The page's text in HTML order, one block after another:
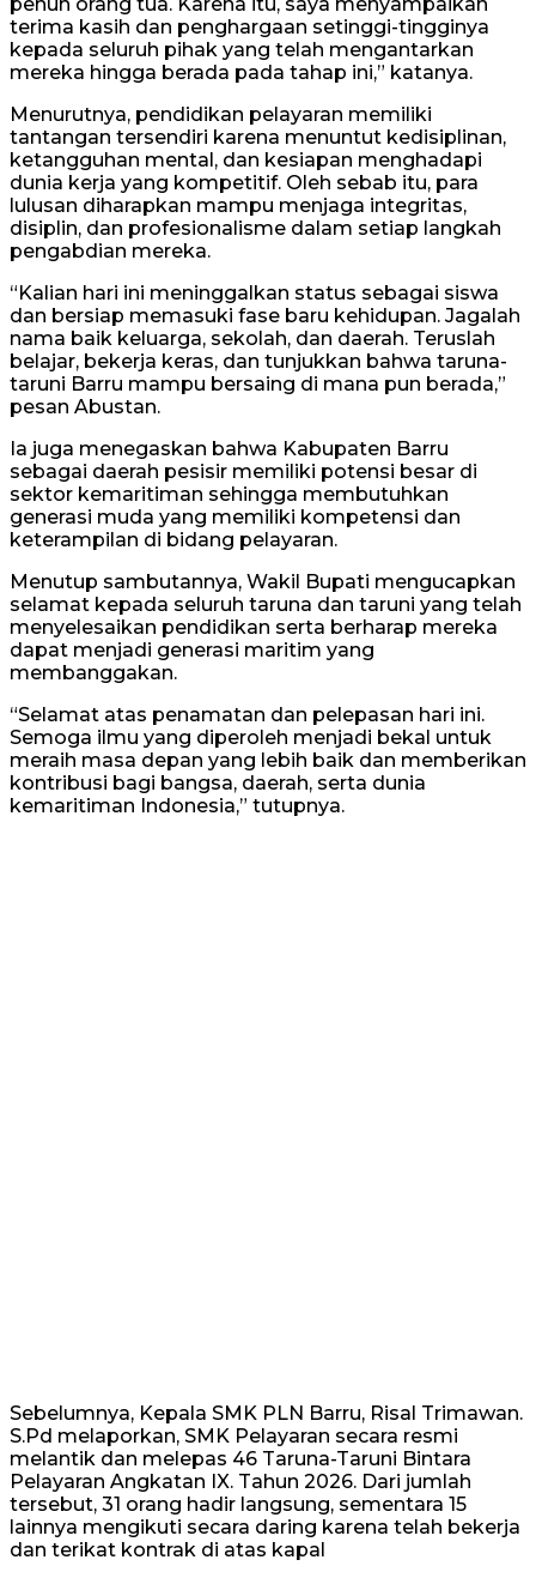
terima kasih dan penghargaan setinggi-tingginya
kepada seluruh pihak yang telah mengantarkan
mereka hingga berada pada tahap ini,” katanya.
Menurutnya, pendidikan pelayaran memiliki
tantangan tersendiri karena menuntut kedisiplinan,
ketangguhan mental, dan kesiapan menghadapi
dunia kerja yang kompetitif. Oleh sebab itu, para
lulusan diharapkan mampu menjaga integritas,
disiplin, dan profesionalisme dalam setiap langkah
pengabdian mereka.
“Kalian hari ini meninggalkan status sebagai siswa
dan bersiap memasuki fase baru kehidupan. Jagalah
nama baik keluarga, sekolah, dan daerah. Teruslah
belajar, bekerja keras, dan tunjukkan bahwa taruna-
taruni Barru mampu bersaing di mana pun berada,”
pesan Abustan.
Ia juga menegaskan bahwa Kabupaten Barru
sebagai daerah pesisir memiliki potensi besar di
sektor kemaritiman sehingga membutuhkan
generasi muda yang memiliki kompetensi dan
keterampilan di bidang pelayaran.
Menutup sambutannya, Wakil Bupati mengucapkan
selamat kepada seluruh taruna dan taruni yang telah
menyelesaikan pendidikan serta berharap mereka
dapat menjadi generasi maritim yang
membanggakan.
“Selamat atas penamatan dan pelepasan hari ini.
Semoga ilmu yang diperoleh menjadi bekal untuk
meraih masa depan yang lebih baik dan memberikan
kontribusi bagi bangsa, daerah, serta dunia
kemaritiman Indonesia,” tutupnya.
Sebelumnya, Kepala SMK PLN Barru, Risal Trimawan.
S.Pd melaporkan, SMK Pelayaran secara resmi
melantik dan melepas 46 Taruna-Taruni Bintara
Pelayaran Angkatan IX. Tahun 2026. Dari jumlah
tersebut, 31 orang hadir langsung, sementara 15
lainnya mengikuti secara daring karena telah bekerja
dan terikat kontrak di atas kapal